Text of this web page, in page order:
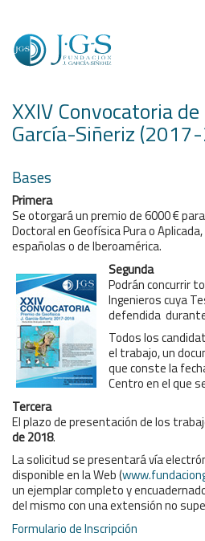
XXIV Convocatoria
García-Siñeriz
Bases
Primera
Se otorgará un premio de 6000 €
Doctoral en Geofísica Pura o
españolas o de Iberoamérica.
Segunda
Podrán concurrir
Ingenieros cuya
defendida
Todos los
el trabajo, un
que conste la
Centro en el que
Tercera
El plazo de presentación de los
de 2018.
La solicitud se presentará vía
disponible en la Web (
un ejemplar completo y
del mismo con una extensión no
Formulario de Inscripción